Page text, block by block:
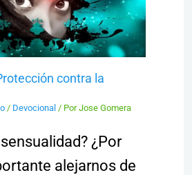
contra la
/ Devocional / PorJose Gomera
¿Por
alejarnos de